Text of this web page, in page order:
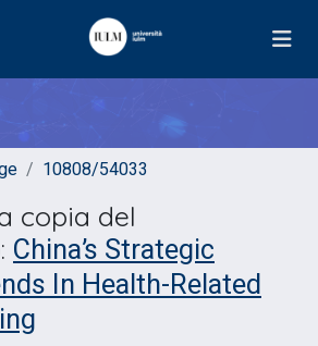
10808/54033
copia del
China’s Strategic
In Health-Related